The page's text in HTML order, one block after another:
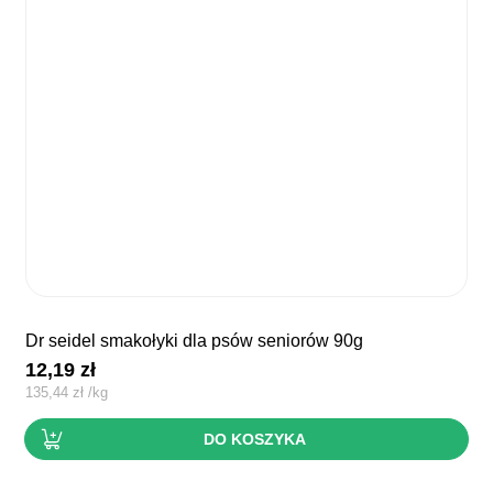
dr seidel smakołyki dla psów seniorów 90g
12,19zł
135,44zł /kg
DO KOSZYKA